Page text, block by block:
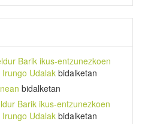
Barik ikus-entzunezkoen
Udalak bidalketan
bidalketan
Barik ikus-entzunezkoen
Udalak bidalketan